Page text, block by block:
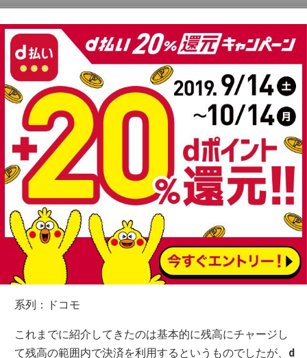
系列：ドコモ
これまでに紹介してきたのは基本的に残高にチャージし
て残高の範囲内で決済を利用するというものでしたが、 d